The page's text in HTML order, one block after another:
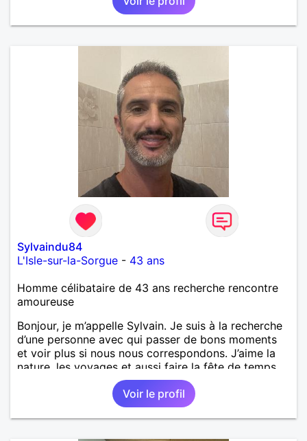
Sylvaindu84
L'Isle-sur-la-Sorgue - 43 ans
Homme célibataire de 43 ans recherche rencontre
amoureuse
Bonjour, je m’appelle Sylvain. Je suis à la recherche
d’une personne avec qui passer de bons moments
et voir plus si nous nous correspondons. J’aime la
nature, les voyages et aussi faire la fête de temps
en temps ;-)Je suis papa d’un petit garçon de 7 ans
dont je m’occupe en garde alternée. J’aime à peu
près tous les styles de musique. (Oui je suis pas
trop fan de Jul). Je fais du sport pour garder la
Voir le profil